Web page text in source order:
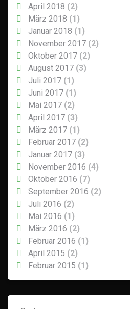
April 2018 (2)
März 2018 (1)
Januar 2018 (1)
November 2017 (2)
Oktober 2017 (2)
August 2017 (3)
Juli 2017 (1)
Juni 2017 (1)
Mai 2017 (2)
April 2017 (3)
März 2017 (1)
Februar 2017 (2)
Januar 2017 (3)
November 2016 (4)
Oktober 2016 (7)
September 2016 (2)
Juli 2016 (2)
Mai 2016 (1)
März 2016 (2)
Februar 2016 (1)
April 2015 (2)
Februar 2015 (1)